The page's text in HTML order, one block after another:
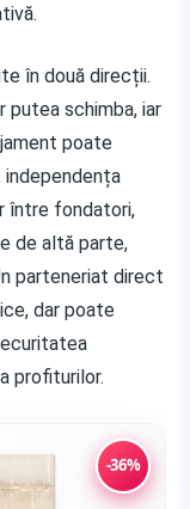
în două direcții.
schimba, iar
poate
între fondatori,
de altă parte,
parteneriat direct
dar poate
profiturilor.
-36%